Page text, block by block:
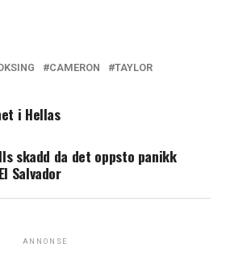
CAMERON TAYLOR
i Hellas
skadd da det oppsto panikk
Salvador
ANNONSE